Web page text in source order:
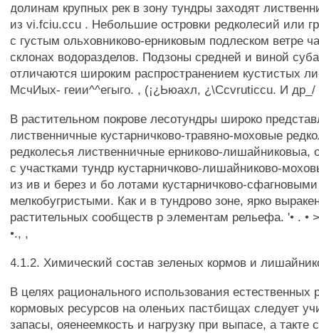
долинам крупных рек в зону тундры заходят
из vi.fciu.ccu . Небольшие островки редколесий или
с густым ольховниково-ерниковым подлеском ветре
склонах водоразделов. Подзоны средней и виной
отличаются широким распространением кустистых
МсчИых- геии^^егыго. , (¡¿Ьюахл, ¿\Ccvruticcu. И др_/
В растительном покрове лесотундры широко
лиственничные кустарничково-травяно-моховые
редколесья лиственничные ерниково-лишайниковыа,
с участками тундр кустарничково-лишайниково-
из ив и берез и бо лотами кустарничково-сфагновыми
мелкобугристыми. Как и в тундрово зоне, ярко
растительных сообществ р элементам рельефа. '• .
•., ,
4.1.2. Химический состав зеленых кормов и
В целях рационального использования естественных
кормовых ресурсов на оленьих пастбищах следует
запасы, ояенеемкость и нагрузку при выпасе, а такте